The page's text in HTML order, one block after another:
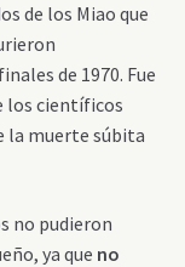
de los Miao que
de 1970. Fue
los científicos
la muerte súbita
no pudieron
ya que no